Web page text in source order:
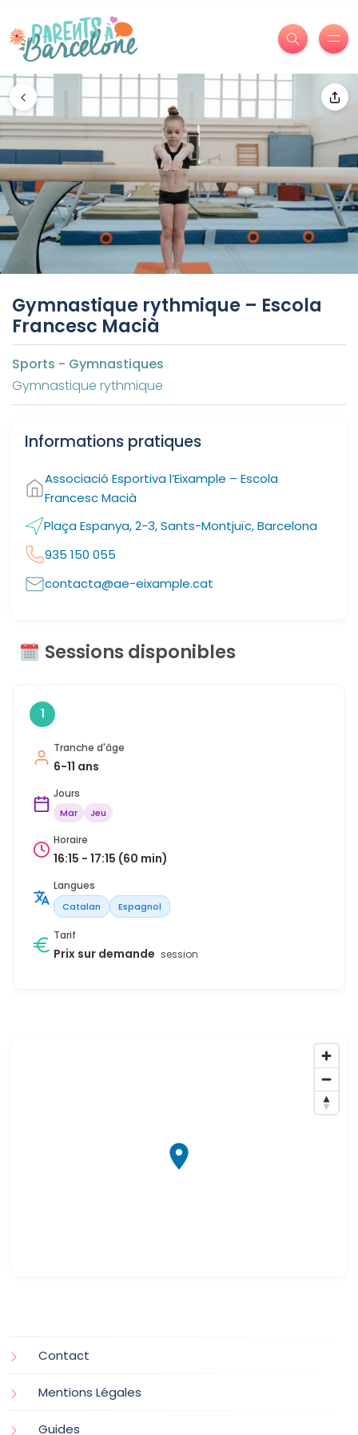
Gymnastique rythmique – Escola
Francesc Macià
Sports - Gymnastiques
Gymnastique rythmique
Informations pratiques
Associació Esportiva l’Eixample – Escola
Francesc Macià
Plaça Espanya, 2-3, Sants-Montjuïc, Barcelona
935 150 055
contacta@ae-eixample.cat
Sessions disponibles
1
Tranche d'âge
6-11 ans
Jours
Mar Jeu
Horaire
16:15 - 17:15 (60 min)
Langues
Catalan Espagnol
Tarif
Prix sur demande session
Contact
Mentions Légales
Guides